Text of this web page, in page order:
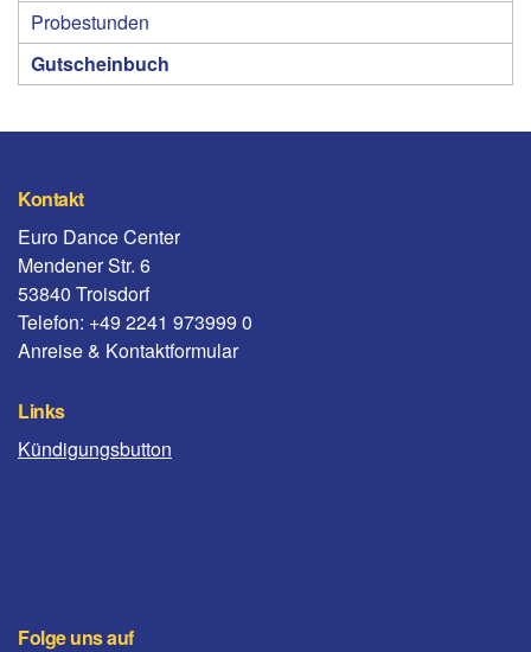
Probestunden
Gutscheinbuch
Kontakt
Euro Dance Center
Mendener Str. 6
53840 Troisdorf
Telefon: +49 2241 973999 0
Anreise & Kontaktformular
Links
Kündigungsbutton
Folge uns auf